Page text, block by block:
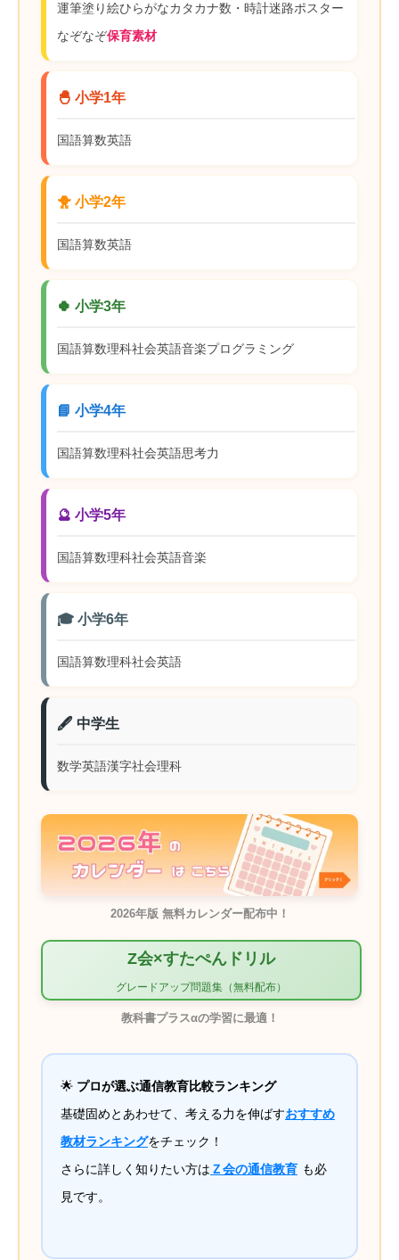
運筆塗り絵ひらがなカタカナ数・時計迷路ポスター
なぞなぞ保育素材
🐣 小学1年
国語算数英語
🐥 小学2年
国語算数英語
🍀 小学3年
国語算数理科社会英語音楽プログラミング
📘 小学4年
国語算数理科社会英語思考力
🔮 小学5年
国語算数理科社会英語音楽
🎓 小学6年
国語算数理科社会英語
🖋️ 中学生
数学英語漢字社会理科
2026年版 無料カレンダー配布中！
Z会×すたぺんドリル
グレードアップ問題集（無料配布）
教科書プラスαの学習に最適！
🌟 プロが選ぶ通信教育比較ランキング
基礎固めとあわせて、考える力を伸ばすおすすめ
教材ランキングをチェック！
さらに詳しく知りたい方は Ｚ会の通信教育 も必
見です。